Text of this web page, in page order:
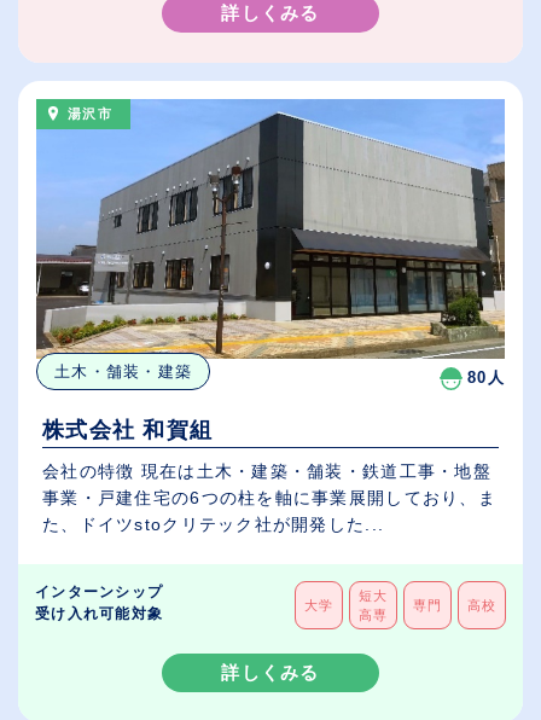
詳しくみる
湯沢市
土木・舗装・建築 80人
株式会社 和賀組
会社の特徴 現在は土木・建築・舗装・鉄道工事・地盤
事業・戸建住宅の6つの柱を軸に事業展開しており、ま
た、ドイツstoクリテック社が開発した...
インターンシップ
受け入れ可能対象
大学
短大
高専
専門 高校
詳しくみる